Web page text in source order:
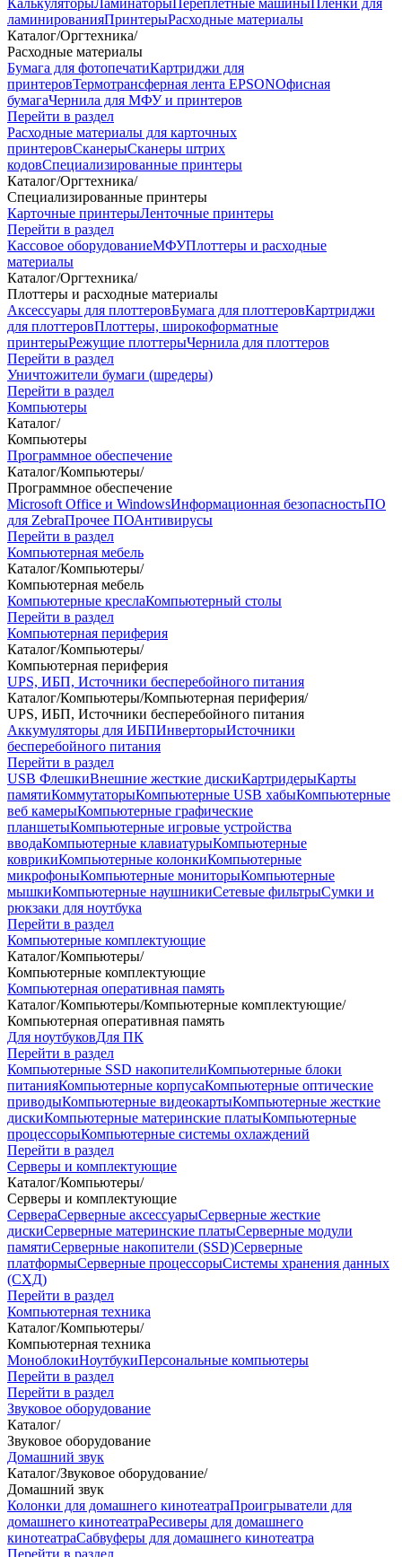
КалькуляторыЛаминаторыПереплетные машиныПленки для
ламинированияПринтерыРасходные материалы
Каталог/Оргтехника/
Расходные материалы
Бумага для фотопечатиКартриджи для
принтеровТермотрансферная лента EPSONОфисная
бумагаЧернила для МФУ и принтеров
Перейти в раздел
Расходные материалы для карточных
принтеровСканерыСканеры штрих
кодовСпециализированные принтеры
Каталог/Оргтехника/
Специализированные принтеры
Карточные принтерыЛенточные принтеры
Перейти в раздел
Кассовое оборудованиеМФУПлоттеры и расходные
материалы
Каталог/Оргтехника/
Плоттеры и расходные материалы
Аксессуары для плоттеровБумага для плоттеровКартриджи
для плоттеровПлоттеры, широкоформатные
принтерыРежущие плоттерыЧернила для плоттеров
Перейти в раздел
Уничтожители бумаги (шредеры)
Перейти в раздел
Компьютеры
Каталог/
Компьютеры
Программное обеспечение
Каталог/Компьютеры/
Программное обеспечение
Microsoft Office и WindowsИнформационная безопасностьПО
для ZebraПрочее ПОАнтивирусы
Перейти в раздел
Компьютерная мебель
Каталог/Компьютеры/
Компьютерная мебель
Компьютерные креслаКомпьютерный столы
Перейти в раздел
Компьютерная периферия
Каталог/Компьютеры/
Компьютерная периферия
UPS, ИБП, Источники бесперебойного питания
Каталог/Компьютеры/Компьютерная периферия/
UPS, ИБП, Источники бесперебойного питания
Аккумуляторы для ИБПИнверторыИсточники
бесперебойного питания
Перейти в раздел
USB ФлешкиВнешние жесткие дискиКартридерыКарты
памятиКоммутаторыКомпьютерные USB хабыКомпьютерные
веб камерыКомпьютерные графические
планшетыКомпьютерные игровые устройства
вводаКомпьютерные клавиатурыКомпьютерные
коврикиКомпьютерные колонкиКомпьютерные
микрофоныКомпьютерные мониторыКомпьютерные
мышкиКомпьютерные наушникиСетевые фильтрыСумки и
рюкзаки для ноутбука
Перейти в раздел
Компьютерные комплектующие
Каталог/Компьютеры/
Компьютерные комплектующие
Компьютерная оперативная память
Каталог/Компьютеры/Компьютерные комплектующие/
Компьютерная оперативная память
Для ноутбуковДля ПК
Перейти в раздел
Компьютерные SSD накопителиКомпьютерные блоки
питанияКомпьютерные корпусаКомпьютерные оптические
приводыКомпьютерные видеокартыКомпьютерные жесткие
дискиКомпьютерные материнские платыКомпьютерные
процессорыКомпьютерные системы охлаждений
Перейти в раздел
Серверы и комплектующие
Каталог/Компьютеры/
Серверы и комплектующие
СервераСерверные аксессуарыСерверные жесткие
дискиСерверные материнские платыСерверные модули
памятиСерверные накопители (SSD)Серверные
платформыСерверные процессорыСистемы хранения данных
(СХД)
Перейти в раздел
Компьютерная техника
Каталог/Компьютеры/
Компьютерная техника
МоноблокиНоутбукиПерсональные компьютеры
Перейти в раздел
Перейти в раздел
Звуковое оборудование
Каталог/
Звуковое оборудование
Домашний звук
Каталог/Звуковое оборудование/
Домашний звук
Колонки для домашнего кинотеатраПроигрыватели для
домашнего кинотеатраРесиверы для домашнего
кинотеатраСабвуферы для домашнего кинотеатра
Перейти в раздел